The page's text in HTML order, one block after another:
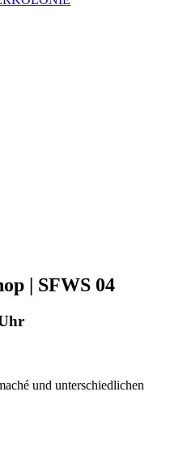
| SFWS 04
und unterschiedlichen